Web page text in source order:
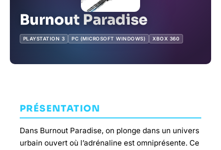
Burnout Paradise
PLAYSTATION 3 PC (MICROSOFT WINDOWS) XBOX 360
PRÉSENTATION
Dans Burnout Paradise, on plonge dans un univers
urbain ouvert où l’adrénaline est omniprésente. Ce